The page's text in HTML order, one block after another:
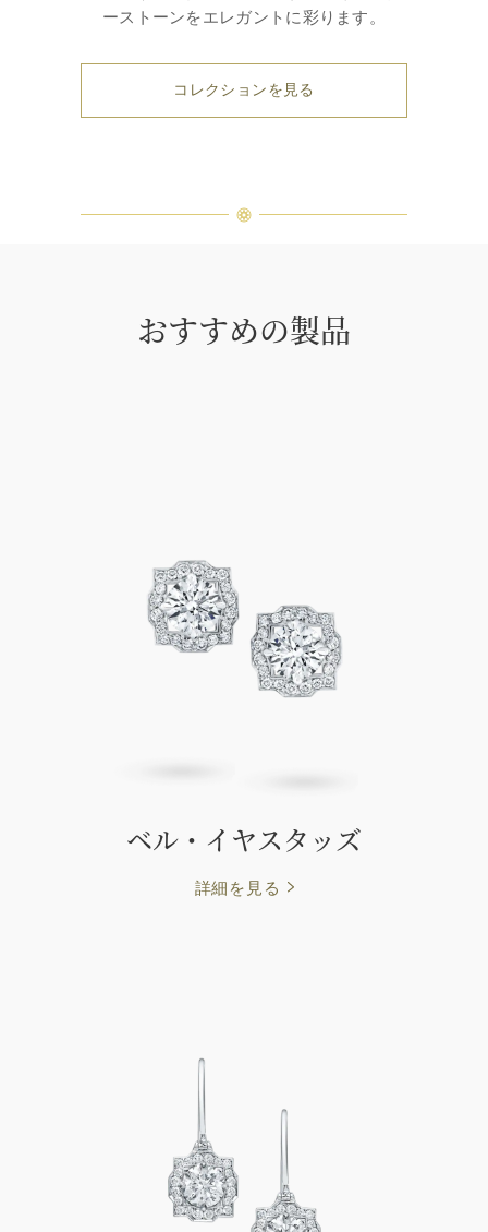
ーストーンをエレガントに彩ります。
コレクションを見る
おすすめの製品
ベル・イヤスタッズ
詳細を見る